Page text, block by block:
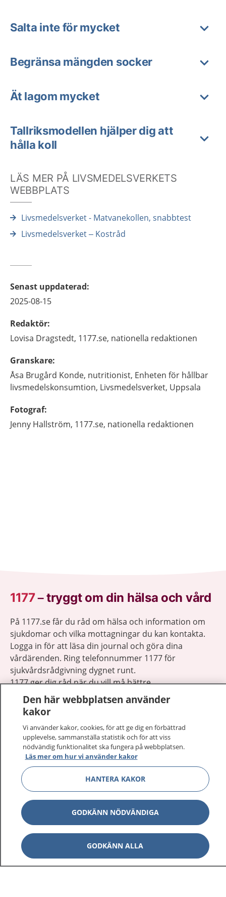
Salta inte för mycket
Begränsa mängden socker
Ät lagom mycket
Tallriksmodellen hjälper dig att
hålla koll
LÄS MER PÅ LIVSMEDELSVERKETS
WEBBPLATS
Livsmedelsverket - Matvanekollen, snabbtest
Livsmedelsverket – Kostråd
Senast uppdaterad:
2025-08-15
Redaktör:
Lovisa Dragstedt, 1177.se, nationella redaktionen
Granskare:
Åsa Brugård Konde, nutritionist, Enheten för hållbar
livsmedelskonsumtion, Livsmedelsverket, Uppsala
Fotograf:
Jenny Hallström, 1177.se, nationella redaktionen
1177–tryggt om din hälsa och vård
På 1177.se får du råd om hälsa och information om
sjukdomar och vilka mottagningar du kan kontakta.
Logga in för att läsa din journal och göra dina
vårdärenden. Ring telefonnummer 1177 för
sjukvårdsrådgivning dygnet runt.
1177 ger dig råd när du vill må bättre.
1177 på flera språk
Om 1177 Visa
Kontakt Visa
Behandling av personuppgifter
Hantering av kakor
Den här webbplatsen använder
kakor
Vi använder kakor, cookies, för att ge dig en förbättrad
upplevelse, sammanställa statistik och för att viss
nödvändig funktionalitet ska fungera på webbplatsen.
Läs mer om hur vi använder kakor
HANTERA KAKOR
GODKÄNN NÖDVÄNDIGA
GODKÄNN ALLA